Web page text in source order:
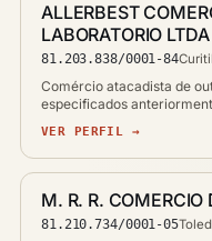
ALLERBEST
LABORATORIO LTDA
81.203.838/0001-84
Comércio atacadista de
especificados
VER PERFIL →
M. R. R. COMERCIO
81.210.734/0001-05